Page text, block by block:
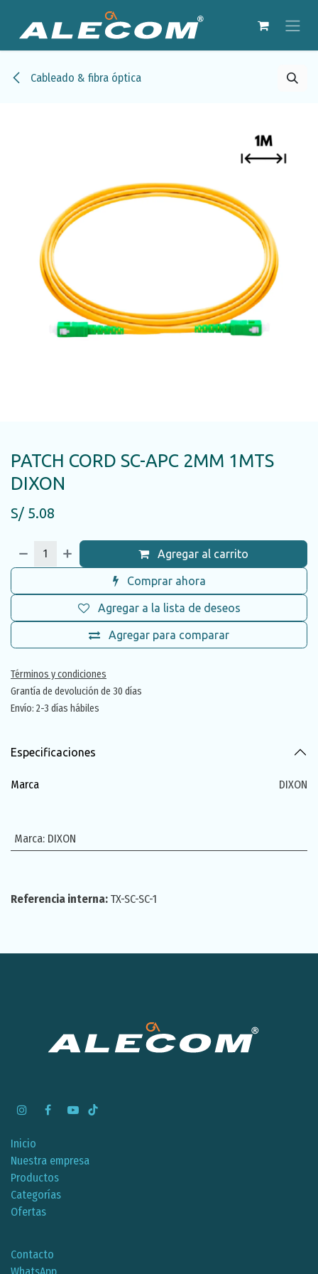
Cableado & fibra óptica
PATCH CORD SC-APC 2MM 1MTS
DIXON
S/ 5.08
Agregar al carrito
Comprar ahora
Agregar para comparar
Agregar a la lista de deseos
Términos y condiciones
Grantía de devolución de 30 días
Envío: 2-3 días hábiles
Especificaciones
Marca DIXON
Marca: DIXON
Referencia interna: TX-SC-SC-1
Inicio
Nuestra empresa
Productos
Categorías
Ofertas
Contacto